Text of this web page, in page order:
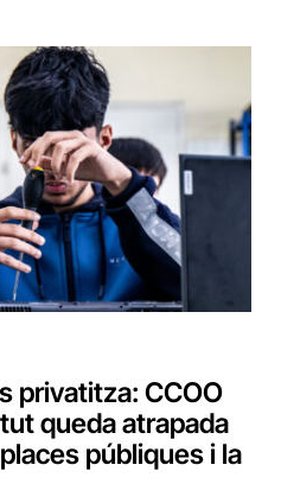
privatitza: CCOO
queda atrapada
públiques i la